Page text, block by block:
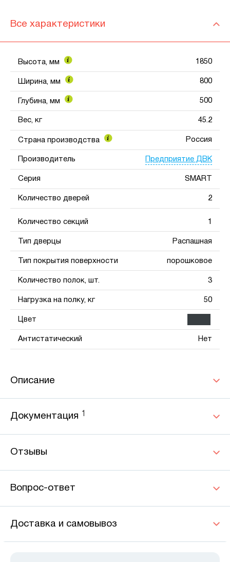
Все характеристики
Высота, мм 1850
Ширина, мм 800
Глубина, мм 500
Вес, кг 45.2
Страна производства Россия
Производитель Предприятие ДВК
Серия SMART
Количество дверей 2
Количество секций 1
Тип дверцы Распашная
Тип покрытия поверхности порошковое
Количество полок, шт. 3
Нагрузка на полку, кг 50
Цвет
Антистатический Нет
Описание
Документация
Отзывы
Вопрос-ответ
Доставка и самовывоз